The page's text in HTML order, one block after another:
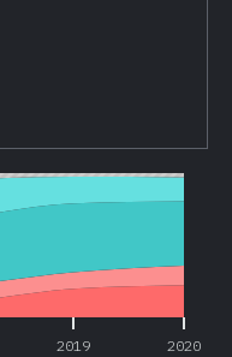
2019 2020
2019 2020